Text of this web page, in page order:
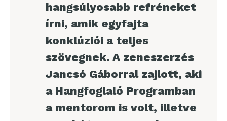
hangsúlyosabb refréneket
írni, amik egyfajta
konklúziói a teljes
szövegnek. A zeneszerzés
Jancsó Gáborral zajlott, aki
a Hangfoglaló Programban
a mentorom is volt, illetve